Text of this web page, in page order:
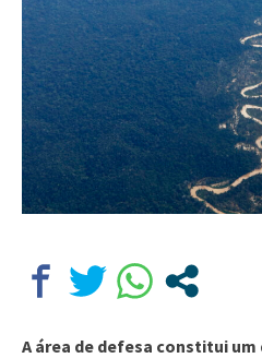
A área de defesa constitui